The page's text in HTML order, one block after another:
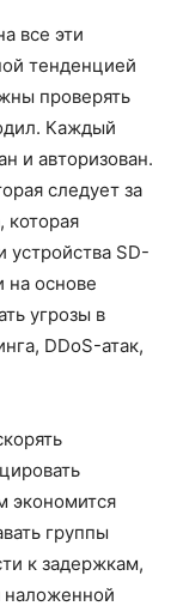
все эти
тенденцией
проверять
Каждый
и авторизован.
следует за
которая
устройства SD-
на основе
угрозы в
DDoS-атак,
экономится
группы
к задержкам,
наложенной